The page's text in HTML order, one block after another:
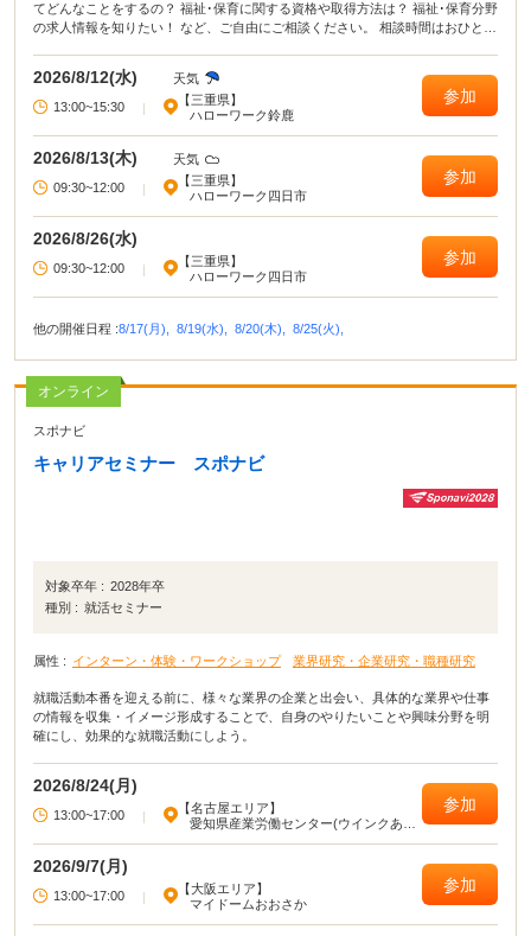
てどんなことをするの？ 福祉･保育に関する資格や取得方法は？ 福祉･保育分野
の求人情報を知りたい！ など、ご自由にご相談ください。 相談時間はおひとり
2026/8/12(水)
天気
13:00~15:30
|
【三重県】
ハローワーク鈴鹿
参加
2026/8/13(木)
天気
09:30~12:00
|
【三重県】
ハローワーク四日市
参加
2026/8/26(水)
09:30~12:00 |
【三重県】
ハローワーク四日市
参加
他の開催日程 :8/17(月), 8/19(水), 8/20(木), 8/25(火),
オンライン
スポナビ
キャリアセミナー スポナビ
対象卒年 : 2028年卒
種別 : 就活セミナー
属性 : インターン・体験・ワークショップ 業界研究・企業研究・職種研究
就職活動本番を迎える前に、様々な業界の企業と出会い、具体的な業界や仕事
の情報を収集・イメージ形成することで、自身のやりたいことや興味分野を明
確にし、効果的な就職活動にしよう。
2026/8/24(月)
13:00~17:00 |
【名古屋エリア】
愛知県産業労働センター(ウインクあい
参加
2026/9/7(月)
13:00~17:00 |
【大阪エリア】
マイドームおおさか
参加